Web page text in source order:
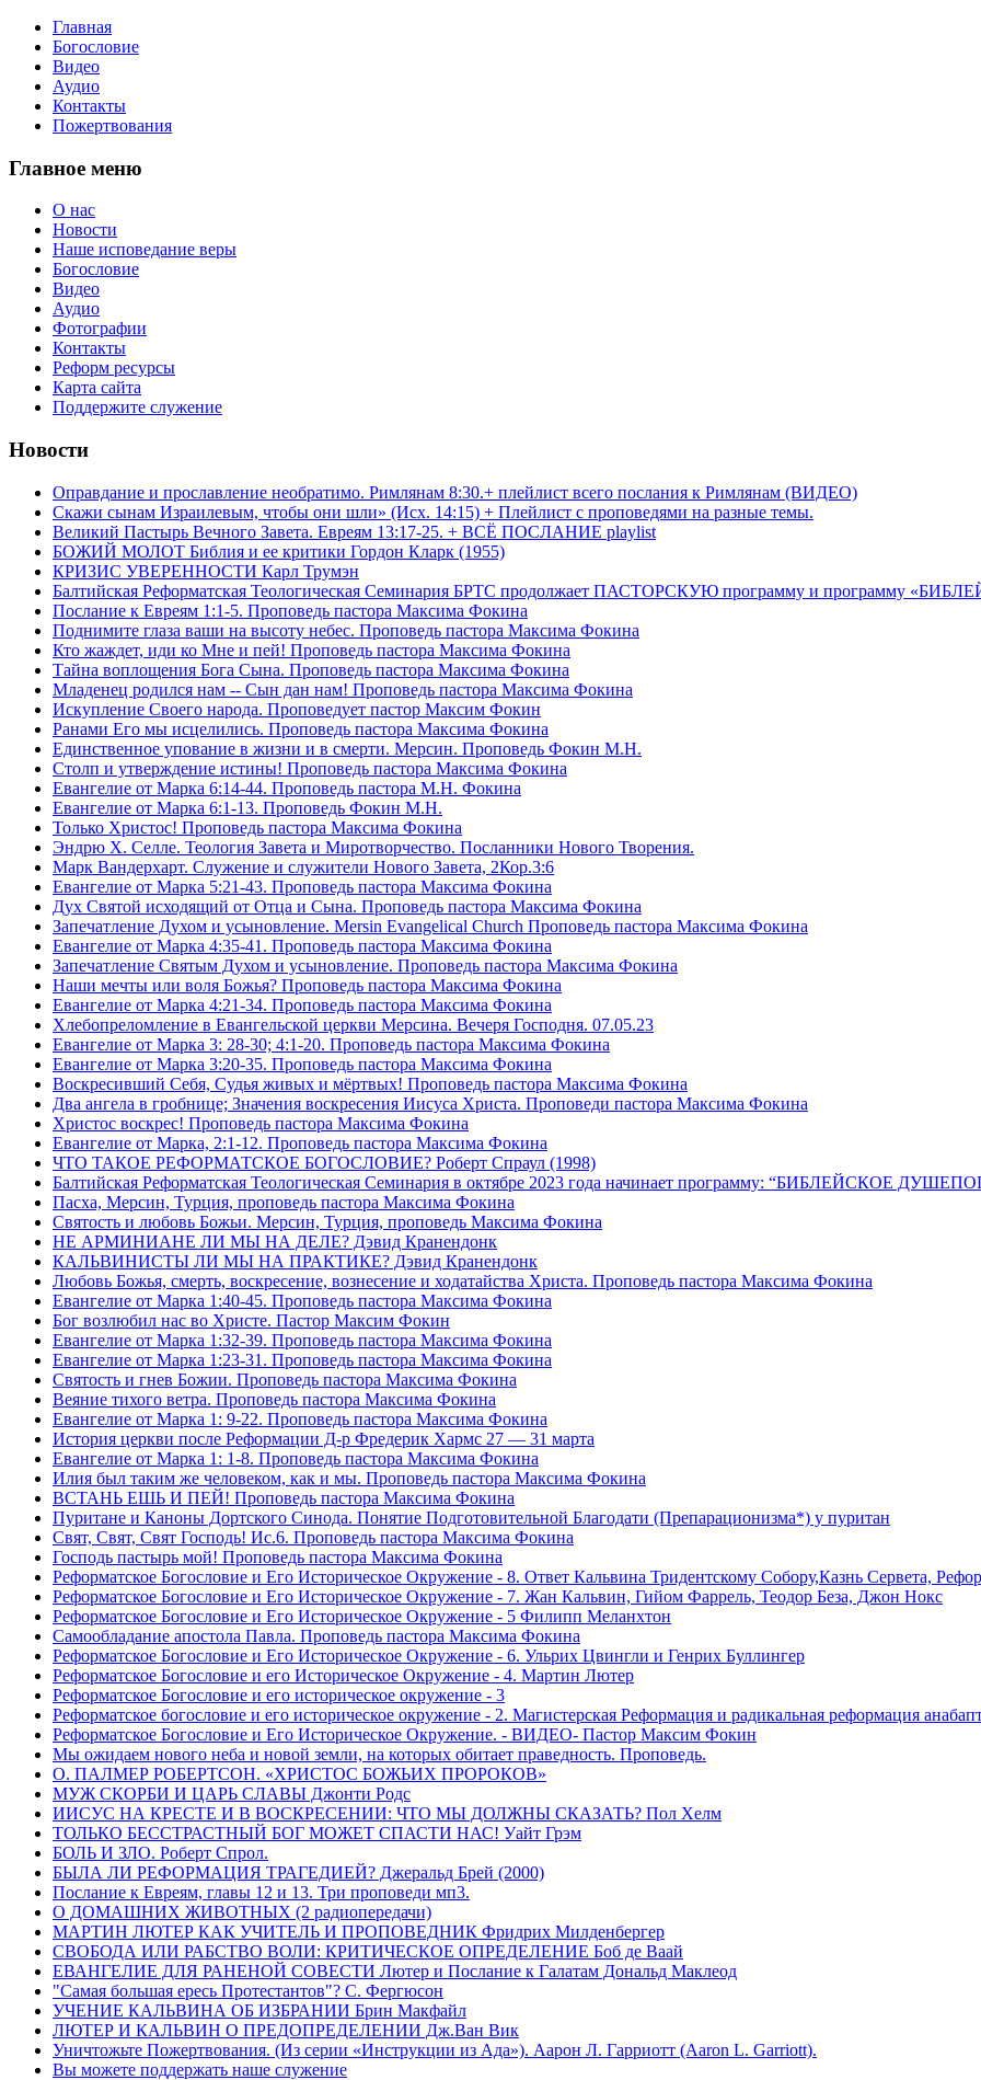
Главная
Богословие
Видео
Аудио
Контакты
Пожертвования
Главное меню
О нас
Новости
Наше исповедание веры
Богословие
Видео
Аудио
Фотографии
Контакты
Реформ ресурсы
Карта сайта
Поддержите служение
Новости
Оправдание и прославление необратимо. Римлянам 8:30.+ плейлист всего послания к Римлянам (ВИДЕО)
Скажи сынам Израилевым, чтобы они шли» (Исх. 14:15) + Плейлист с проповедями на разные темы.
Великий Пастырь Вечного Завета. Евреям 13:17-25. + ВСЁ ПОСЛАНИЕ playlist
БОЖИЙ МОЛОТ Библия и ее критики Гордон Кларк (1955)
КРИЗИС УВЕРЕННОСТИ Карл Трумэн
Балтийская Реформатская Теологическая Семинария БРТС продолжает ПАСТОРСКУЮ программу и программу
Послание к Евреям 1:1-5. Проповедь пастора Максима Фокина
Поднимите глаза ваши на высоту небес. Проповедь пастора Максима Фокина
Кто жаждет, иди ко Мне и пей! Проповедь пастора Максима Фокина
Тайна воплощения Бога Сына. Проповедь пастора Максима Фокина
Младенец родился нам -- Сын дан нам! Проповедь пастора Максима Фокина
Искупление Своего народа. Проповедует пастор Максим Фокин
Ранами Его мы исцелились. Проповедь пастора Максима Фокина
Единственное упование в жизни и в смерти. Мерсин. Проповедь Фокин М.Н.
Столп и утверждение истины! Проповедь пастора Максима Фокина
Евангелие от Марка 6:14-44. Проповедь пастора М.Н. Фокина
Евангелие от Марка 6:1-13. Проповедь Фокин М.Н.
Только Христос! Проповедь пастора Максима Фокина
Эндрю Х. Селле. Теология Завета и Миротворчество. Посланники Нового Творения.
Марк Вандерхарт. Служение и служители Нового Завета, 2Кор.3:6
Евангелие от Марка 5:21-43. Проповедь пастора Максима Фокина
Дух Святой исходящий от Отца и Сына. Проповедь пастора Максима Фокина
Запечатление Духом и усыновление. Mersin Evangelical Church Проповедь пастора Максима Фокина
Евангелие от Марка 4:35-41. Проповедь пастора Максима Фокина
Запечатление Святым Духом и усыновление. Проповедь пастора Максима Фокина
Наши мечты или воля Божья? Проповедь пастора Максима Фокина
Евангелие от Марка 4:21-34. Проповедь пастора Максима Фокина
Хлебопреломление в Евангельской церкви Мерсина. Вечеря Господня. 07.05.23
Евангелие от Марка 3: 28-30; 4:1-20. Проповедь пастора Максима Фокина
Евангелие от Марка 3:20-35. Проповедь пастора Максима Фокина
Воскресивший Себя, Судья живых и мëртвых! Проповедь пастора Максима Фокина
Два ангела в гробнице; Значения воскресения Иисуса Христа. Проповеди пастора Максима Фокина
Христос воскрес! Проповедь пастора Максима Фокина
Евангелие от Марка, 2:1-12. Проповедь пастора Максима Фокина
ЧТО ТАКОЕ РЕФОРМАТСКОЕ БОГОСЛОВИЕ? Роберт Спраул (1998)
Балтийская Реформатская Теологическая Семинария в октябре 2023 года начинает программу: “БИБЛЕЙСКОЕ
Пасха, Мерсин, Турция, проповедь пастора Максима Фокина
Святость и любовь Божьи. Мерсин, Турция, проповедь Максима Фокина
НЕ АРМИНИАНЕ ЛИ МЫ НА ДЕЛЕ? Дэвид Кранендонк
КАЛЬВИНИСТЫ ЛИ МЫ НА ПРАКТИКЕ? Дэвид Кранендонк
Любовь Божья, смерть, воскресение, вознесение и ходатайства Христа. Проповедь пастора Максима Фокина
Евангелие от Марка 1:40-45. Проповедь пастора Максима Фокина
Бог возлюбил нас во Христе. Пастор Максим Фокин
Евангелие от Марка 1:32-39. Проповедь пастора Максима Фокина
Евангелие от Марка 1:23-31. Проповедь пастора Максима Фокина
Святость и гнев Божии. Проповедь пастора Максима Фокина
Веяние тихого ветра. Проповедь пастора Максима Фокина
Евангелие от Марка 1: 9-22. Проповедь пастора Максима Фокина
История церкви после Реформации Д-р Фредерик Хармс 27 — 31 марта
Евангелие от Марка 1: 1-8. Проповедь пастора Максима Фокина
Илия был таким же человеком, как и мы. Проповедь пастора Максима Фокина
ВСТАНЬ ЕШЬ И ПЕЙ! Проповедь пастора Максима Фокина
Пуритане и Каноны Дортского Синода. Понятие Подготовительной Благодати (Препарационизма*) у пуритан
Свят, Свят, Свят Господь! Ис.6. Проповедь пастора Максима Фокина
Господь пастырь мой! Проповедь пастора Максима Фокина
Реформатское Богословие и Его Историческое Окружение - 8. Ответ Кальвина Тридентскому Собору,Казнь Сервета,
Реформатское Богословие и Его Историческое Окружение - 7. Жан Кальвин, Гийом Фаррель, Теодор Беза, Джон Нокс
Реформатское Богословие и Его Историческое Окружение - 5 Филипп Меланхтон
Самообладание апостола Павла. Проповедь пастора Максима Фокина
Реформатское Богословие и Его Историческое Окружение - 6. Ульрих Цвингли и Генрих Буллингер
Реформатское Богословие и его Историческое Окружение - 4. Мартин Лютер
Реформатское Богословие и его историческое окружение - 3
Реформатское богословие и его историческое окружение - 2. Магистерская Реформация и радикальная реформация
Реформатское Богословие и Его Историческое Окружение. - ВИДЕО- Пастор Максим Фокин
Мы ожидаем нового неба и новой земли, на которых обитает праведность. Проповедь.
О. ПАЛМЕР РОБЕРТСОН. «ХРИСТОС БОЖЬИХ ПРОРОКОВ»
МУЖ СКОРБИ И ЦАРЬ СЛАВЫ Джонти Родс
ИИСУС НА КРЕСТЕ И В ВОСКРЕСЕНИИ: ЧТО МЫ ДОЛЖНЫ СКАЗАТЬ? Пол Хелм
ТОЛЬКО БЕССТРАСТНЫЙ БОГ МОЖЕТ СПАСТИ НАС! Уайт Грэм
БОЛЬ И ЗЛО. Роберт Спрол.
БЫЛА ЛИ РЕФОРМАЦИЯ ТРАГЕДИЕЙ? Джеральд Брей (2000)
Послание к Евреям, главы 12 и 13. Три проповеди мп3.
О ДОМАШНИХ ЖИВОТНЫХ (2 радиопередачи)
МАРТИН ЛЮТЕР КАК УЧИТЕЛЬ И ПРОПОВЕДНИК Фридрих Милденбергер
СВОБОДА ИЛИ РАБСТВО ВОЛИ: КРИТИЧЕСКОЕ ОПРЕДЕЛЕНИЕ Боб де Ваай
ЕВАНГЕЛИЕ ДЛЯ РАНЕНОЙ СОВЕСТИ Лютер и Послание к Галатам Дональд Маклеод
"Самая большая ересь Протестантов"? С. Фергюсон
УЧЕНИЕ КАЛЬВИНА ОБ ИЗБРАНИИ Брин Макфайл
ЛЮТЕР И КАЛЬВИН О ПРЕДОПРЕДЕЛЕНИИ Дж.Ван Вик
Уничтожьте Пожертвования. (Из серии «Инструкции из Ада»). Аарон Л. Гарриотт (Aaron L. Garriott).
Вы можете поддержать наше служение